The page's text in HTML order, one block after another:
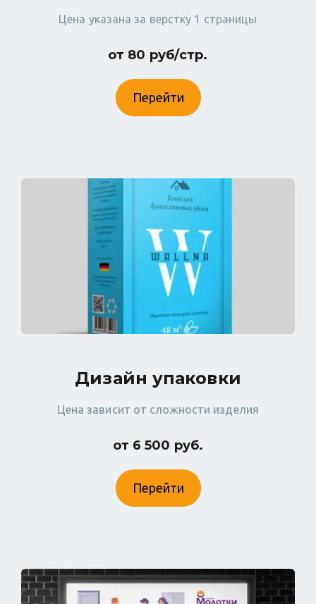
Цена указана за верстку 1 страницы
от 80 руб/стр.
Перейти
Дизайн упаковки
Цена зависит от сложности изделия
от 6 500 руб.
Перейти